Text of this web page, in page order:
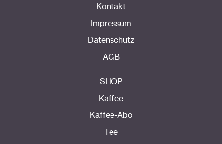
Kontakt
Impressum
Datenschutz
AGB
SHOP
Kaffee
Kaffee-Abo
Tee